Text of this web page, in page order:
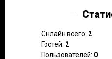
Онлайн всего: 2
Гостей: 2
Пользователей: 0